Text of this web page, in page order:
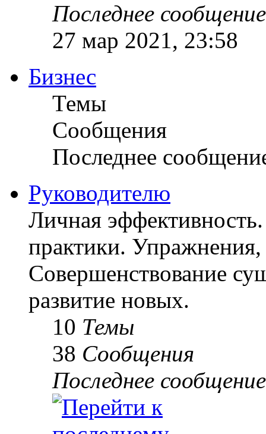
Последнее сообщение
27 мар 2021, 23:58
Бизнес
Темы
Сообщения
Последнее
Руководителю
Личная
практики.
Совершенствование
развитие новых.
10 Темы
38 Сообщения
Последнее сообщение